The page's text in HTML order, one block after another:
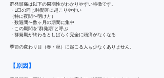
群発頭痛は以下の周期性がわかりやすい特徴です。
・1日の同じ時間帯に起こりやすい
（特に夜間〜明け方）
・数週間〜数ヶ月の期間に集中
・この期間を“群発期”と呼ぶ
・群発期が終わるとしばらく完全に頭痛がなくなる
季節の変わり目（春・秋）に起こる人も少なくありません。
【原因】